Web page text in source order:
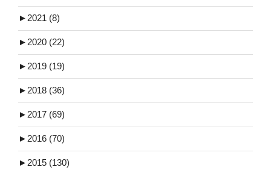
► 2021 (8)
► 2020 (22)
► 2019 (19)
► 2018 (36)
► 2017 (69)
► 2016 (70)
► 2015 (130)